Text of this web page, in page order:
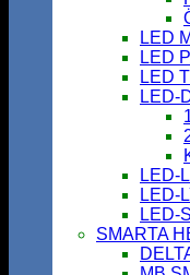
LED
LED
LED
LED-
LED-
LED-
LED-
SMARTA